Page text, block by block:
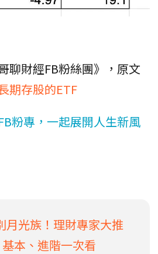
聊財經FB粉絲團》，原文
期存股的ETF
粉專，一起展開人生新風
月光族！理財專家大推
基本、進階一次看